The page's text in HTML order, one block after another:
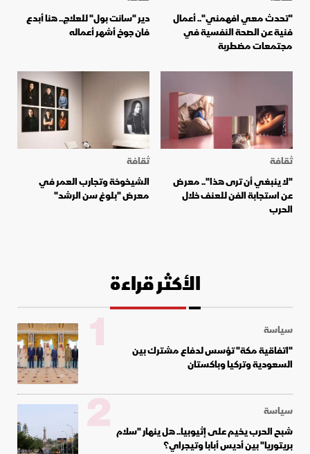
"تحدث معي افهمني".. أعمال
فنية عن الصحة النفسية في
مجتمعات مضطربة
دير "سانت بول" للعلاج.. هنا أبدع
فان جوخ أشهر أعماله
ثقافة
"لا ينبغي أن ترى هذا".. معرض
عن استجابة الفن للعنف خلال
الحرب
ثقافة
الشيخوخة وتجارب العمر في
معرض "بلوغ سن الرشد"
الأكثر قراءة
سياسة
"اتفاقية مكة" تؤسس لدفاع مشترك بين
السعودية وتركيا وباكستان
1
سياسة
شبح الحرب يخيم على إثيوبيا.. هل ينهار "سلام
بريتوريا" بين أديس أبابا وتيجراي؟
2